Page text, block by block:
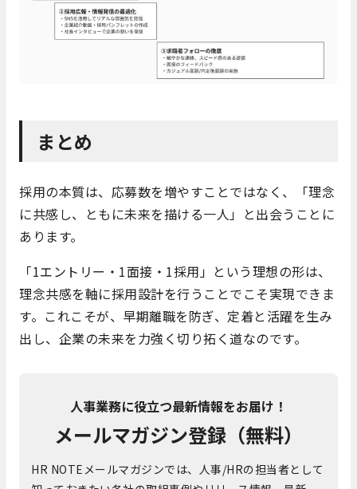
まとめ
採用の本質は、応募数を増やすことではなく、「理念
に共感し、ともに未来を描ける一人」と出会うことに
あります。
「1エントリー・1面接・1採用」という理想の形は、
理念共感を軸に採用設計を行うことでこそ実現できま
す。これこそが、早期離職を防ぎ、定着と活躍を生み
出し、企業の未来を力強く切り拓く道なのです。
人事業務に役立つ最新情報をお届け！
メールマガジン登録（無料）
HR NOTEメールマガジンでは、人事/HRの担当者として